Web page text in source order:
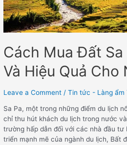
Cách Mua Đất Sa
Và Hiệu Quả Cho
Leave a Comment /Tin tức - Làng ẩm
Sa Pa, một trong những điểm du lịch
chỉ thu hút khách du lịch trong nước
trường hấp dẫn đối với các nhà đầu tư
triển mạnh mẽ của ngành du lịch, Bất